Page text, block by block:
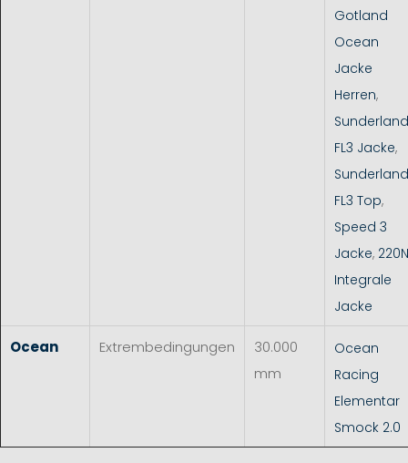
Gotland
Ocean
Jacke
Herren,
Sunderland
FL3 Jacke,
Sunderland
FL3 Top,
Speed 3
Jacke, 220N
Integrale
Jacke
Ocean Extrembedingungen
30.000
mm
Ocean
Racing
Elementar
Smock 2.0